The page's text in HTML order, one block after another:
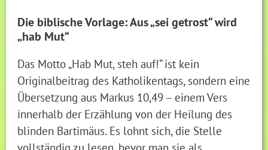
Die biblische Vorlage: Aus „sei getrost“ wird
„hab Mut“
Das Motto „Hab Mut, steh auf!“ ist kein
Originalbeitrag des Katholikentags, sondern eine
Übersetzung aus Markus 10,49 – einem Vers
innerhalb der Erzählung von der Heilung des
blinden Bartimäus. Es lohnt sich, die Stelle